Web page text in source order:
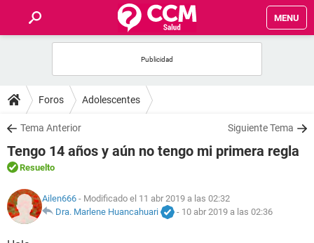
MENU
FOROS
SALUD
FAMILIA
NUTRICIÓN
Foros Adolescentes
Tema Anterior Siguiente Tema
Tengo 14 años y aún no tengo mi primera regla
Resuelto
Ailen666 - Modificado el 11 abr 2019 a las 02:32
Dra. Marlene Huancahuari
- 10 abr 2019 a las 02:36